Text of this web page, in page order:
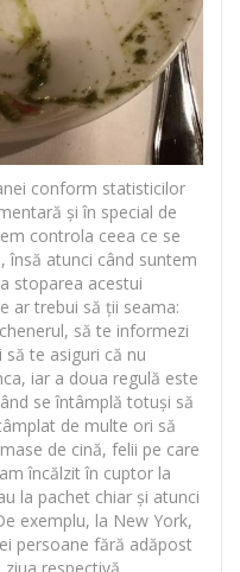
conform statisticilor
și în special de
controla ceea ce se
însă atunci când suntem
stoparea acestui
ar trebui să ții seama:
să te informezi
te asiguri că nu
iar a doua regulă este
se întâmplă totuși să
de multe ori să
de cină, felii pe care
încălzit în cuptor la
la pachet chiar și atunci
exemplu, la New York,
persoane fără adăpost
respectivă.